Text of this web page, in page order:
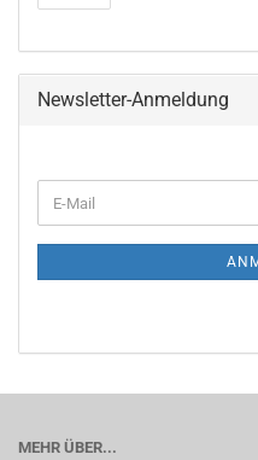
Newsletter-Anmeldung
MEHR ÜBER...